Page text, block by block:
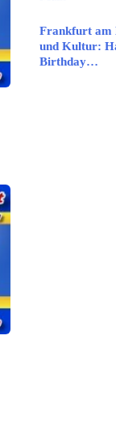
Frankfurt am
und Kultur:
Birthday…